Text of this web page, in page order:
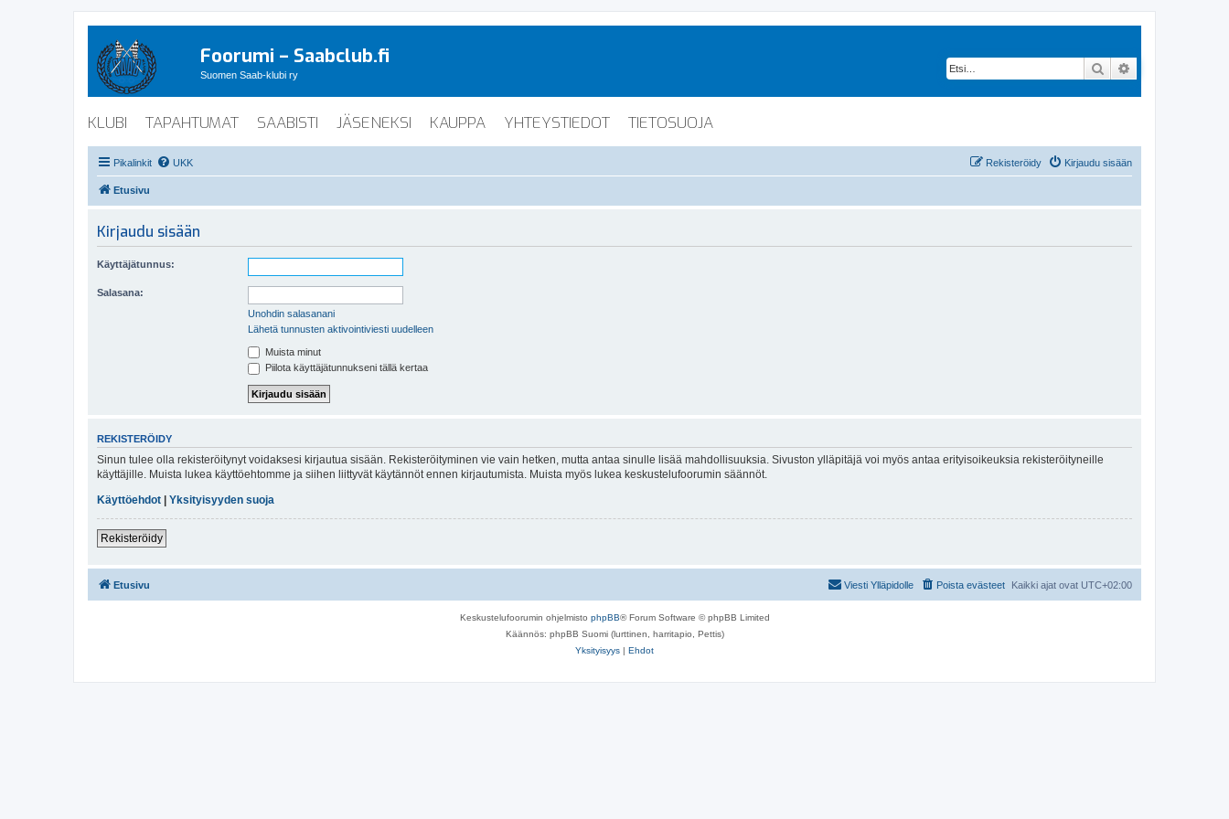
Foorumi – Saabclub.fi
Suomen Saab-klubi ry Etsi
KLUBI TAPAHTUMAT SAABISTI JÄSENEKSI KAUPPA YHTEYSTIEDOT TIETOSUOJA
Pikalinkit UKK Kirjaudu sisään
Rekisteröidy
Etusivu
Kirjaudu sisään
Käyttäjätunnus:
Salasana:
Unohdin salasanani
Lähetä tunnusten aktivointiviesti uudelleen
Muista minut
Piilota käyttäjätunnukseni tällä kertaa
REKISTERÖIDY
Sinun tulee olla rekisteröitynyt voidaksesi kirjautua sisään. Rekisteröityminen vie vain hetken, mutta antaa sinulle lisää mahdollisuuksia. Sivuston ylläpitäjä voi myös antaa erityisoikeuksia rekisteröityneille
käyttäjille. Muista lukea käyttöehtomme ja siihen liittyvät käytännöt ennen kirjautumista. Muista myös lukea keskustelufoorumin säännöt.
Käyttöehdot
Yksityisyyden suoja
Rekisteröidy
Etusivu Kaikki ajat ovat UTC+02:00
Poista evästeet
Viesti Ylläpidolle
Keskustelufoorumin ohjelmisto phpBB® Forum Software © phpBB Limited
Käännös: phpBB Suomi (lurttinen, harritapio, Pettis)
Yksityisyys | Ehdot